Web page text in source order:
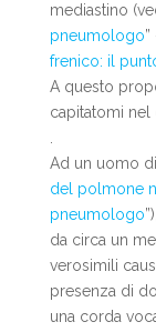
mediastino
pneumologo”
frenico: il
A questo
capitatomi nel
Ad un uomo di
del polmone
pneumologo
da circa un
verosimili
presenza di
una corda